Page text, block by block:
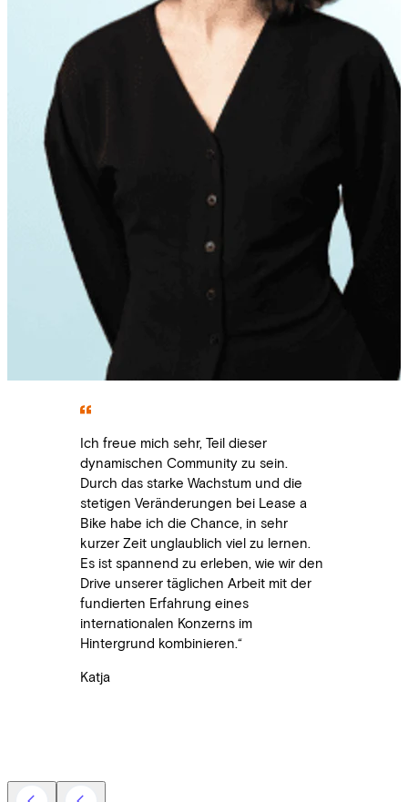
Ich freue mich sehr, Teil dieser
dynamischen Community zu sein.
Durch das starke Wachstum und die
stetigen Veränderungen bei Lease a
Bike habe ich die Chance, in sehr
kurzer Zeit unglaublich viel zu lernen.
Es ist spannend zu erleben, wie wir den
Drive unserer täglichen Arbeit mit der
fundierten Erfahrung eines
internationalen Konzerns im
Hintergrund kombinieren.“
Katja